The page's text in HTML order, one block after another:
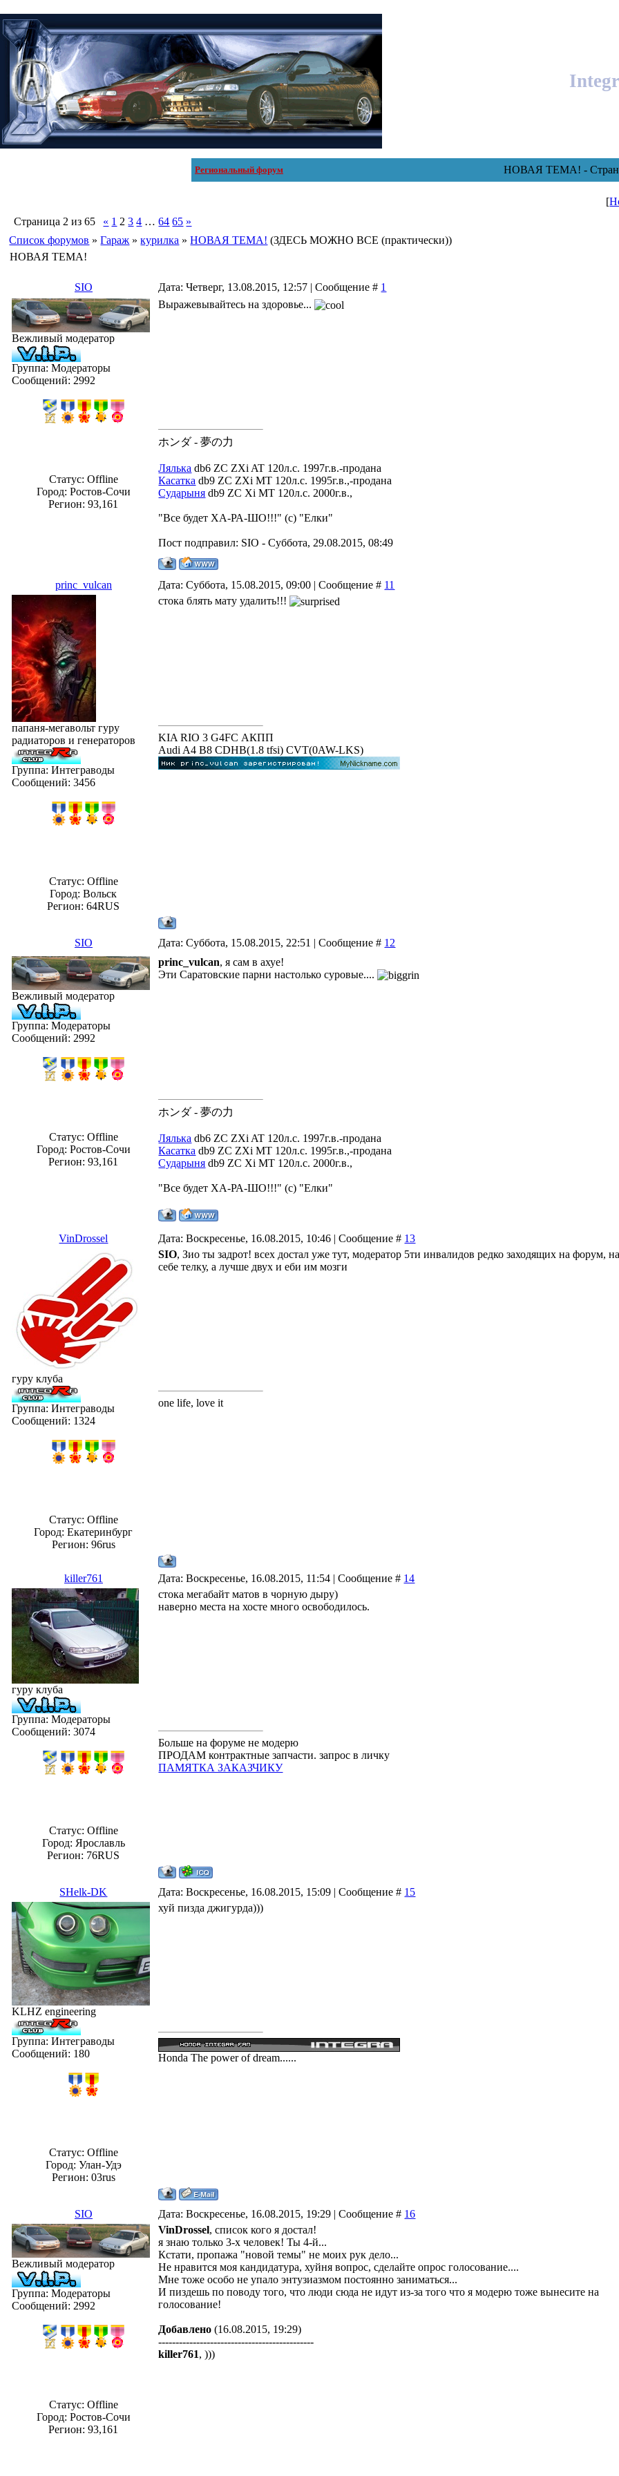
Региональный форум НОВАЯ ТЕМА! -
[
Страница 2 из65 « 1 2 3 4 … 64 65 »
Список форумов » Гараж » курилка » НОВАЯ ТЕМА! (ЗДЕСЬ МОЖНО ВСЕ (практически))
НОВАЯ ТЕМА!
SIO Дата: Четверг, 13.08.2015, 12:57 | Сообщение # 1
Вежливый модератор
Группа: Модераторы
Сообщений: 2992
Статус: Offline
Город: Ростов-Сочи
Регион: 93,161
Выражевывайтесь на здоровье...
ホンダ - 夢の力
Лялька db6 ZC ZXi AT 120л.с. 1997г.в.-продана
Касатка db9 ZC ZXi MT 120л.с. 1995г.в.,-продана
Сударыня db9 ZC Xi MT 120л.с. 2000г.в.,
"Все будет ХА-РА-ШО!!!" (с) "Елки"
Пост подправил: SIO -Суббота, 29.08.2015, 08:49
princ_vulcan Дата: Суббота, 15.08.2015, 09:00 | Сообщение # 11
папаня-мегавольт гуру
радиаторов и генераторов
Группа: Интеграводы
Сообщений:3456
Статус: Offline
Город: Вольск
Регион: 64RUS
стока блять мату удалить!!!
KIA RIO 3 G4FC АКПП
Audi A4 B8 CDHB(1.8 tfsi) CVT(0AW-LKS)
SIO Дата: Суббота, 15.08.2015, 22:51 | Сообщение # 12
Вежливый модератор
Группа: Модераторы
Сообщений: 2992
Статус: Offline
Город: Ростов-Сочи
Регион: 93,161
princ_vulcan, я сам в ахуе!
Эти Саратовские парни настолько суровые....
ホンダ - 夢の力
Лялька db6 ZC ZXi AT 120л.с. 1997г.в.-продана
Касатка db9 ZC ZXi MT 120л.с. 1995г.в.,-продана
Сударыня db9 ZC Xi MT 120л.с. 2000г.в.,
"Все будет ХА-РА-ШО!!!" (с) "Елки"
VinDrossel Дата: Воскресенье, 16.08.2015, 10:46 | Сообщение # 13
гуру клуба
Группа: Интеграводы
Сообщений: 1324
Статус: Offline
Город: Екатеринбург
Регион: 96rus
SIO, Зио ты задрот! всех достал уже тут, модератор 5ти инвалидов редко заходящих на форум,
себе телку, а лучше двух и еби им мозги
one life, love it
killer761 Дата: Воскресенье, 16.08.2015, 11:54 | Сообщение # 14
гуру клуба
Группа: Модераторы
Сообщений:3074
Статус: Offline
Город: Ярославль
Регион: 76RUS
стока мегабайт матов в чорную дыру)
наверно места на хосте много освободилось.
Больше на форуме не модерю
ПРОДАМ контрактные запчасти. запрос в личку
ПАМЯТКА ЗАКАЗЧИКУ
SHelk-DK Дата: Воскресенье, 16.08.2015, 15:09 | Сообщение # 15
KLHZ engineering
Группа: Интеграводы
Сообщений: 180
Статус: Offline
Город: Улан-Удэ
Регион: 03rus
хуй пизда джигурда)))
Honda The power of dream......
SIO Дата: Воскресенье, 16.08.2015, 19:29 | Сообщение # 16
Вежливый модератор
Группа: Модераторы
Сообщений: 2992
Статус: Offline
Город: Ростов-Сочи
Регион: 93,161
VinDrossel, список кого я достал!
я знаю только 3-х человек! Ты 4-й...
Кстати, пропажа "новой темы" не моих рук дело...
Не нравится моя кандидатура, хуйня вопрос, сделайте опрос голосование....
Мне тоже особо не упало энтузиазмом постоянно заниматься...
И пиздешь по поводу того, что люди сюда не идут из-за того что я модерю тоже вынесите на
голосование!
Добавлено (16.08.2015, 19:29)
---------------------------------------------
killer761, )))